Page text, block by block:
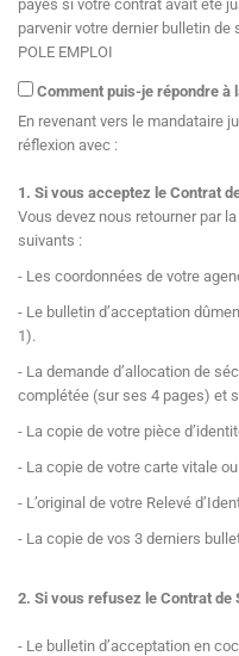
payés si votre contrat avait été
parvenir votre dernier bulletin
POLE EMPLOI
Comment puis-je répondre à
En revenant vers le mandataire
réflexion avec :
1. Si vous acceptez le Contrat
Vous devez nous retourner par
suivants :
- Les coordonnées de votre
- Le bulletin d’acceptation
1).
- La demande d’allocation de
complétée (sur ses 4 pages) et
- La copie de votre pièce
- La copie de votre carte vitale
- L’original de votre Relevé
- La copie de vos 3 derniers
2. Si vous refusez le Contrat
- Le bulletin d’acceptation en